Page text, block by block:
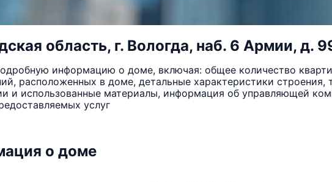
область, г. Вологда, наб. 6 Армии, д.
информацию о доме, включая: общее количество
расположенных в доме, детальные характеристики строения,
и использованные материалы, информация об управляющей
услуг
о доме